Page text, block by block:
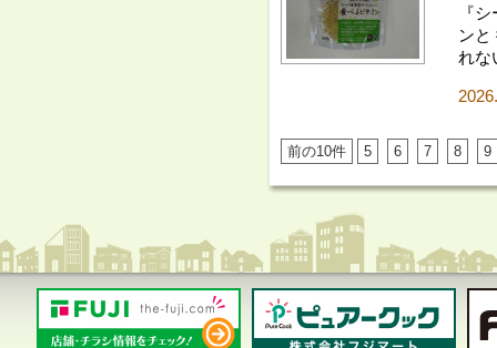
『
ンと
れな
前の10件 5 6 7 8 9